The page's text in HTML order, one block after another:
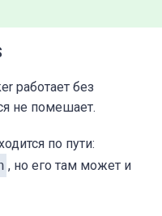
работает без
не помешает.
по пути:
, но его там может и